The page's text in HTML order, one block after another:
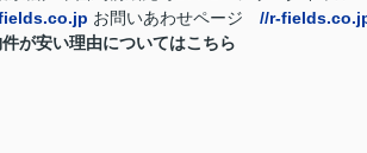
お問いあわせページ //r-
が安い理由についてはこちら